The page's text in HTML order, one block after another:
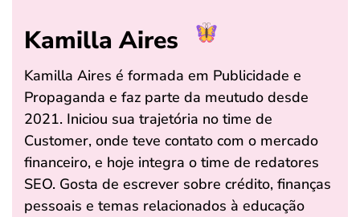
Kamilla Aires
Kamilla Aires é formada em Publicidade e
Propaganda e faz parte da meutudo desde
2021. Iniciou sua trajetória no time de
Customer, onde teve contato com o mercado
financeiro, e hoje integra o time de redatores
SEO. Gosta de escrever sobre crédito, finanças
pessoais e temas relacionados à educação